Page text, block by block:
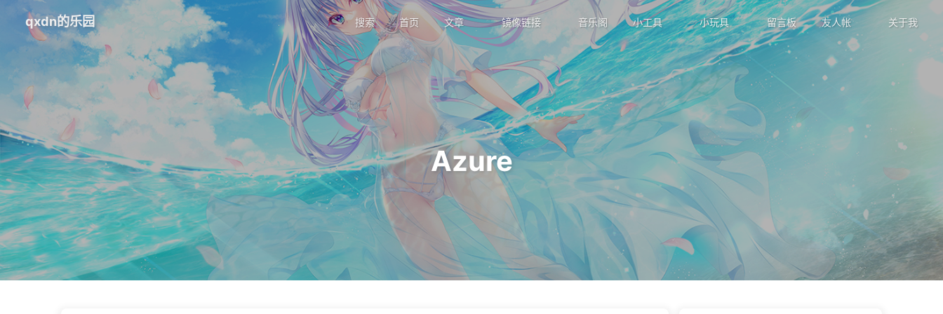
qxdn的乐园 搜索 首页 文章 镜像链接 音乐阁 小工具 小玩具 留言板 友人帐 关于我
Azure